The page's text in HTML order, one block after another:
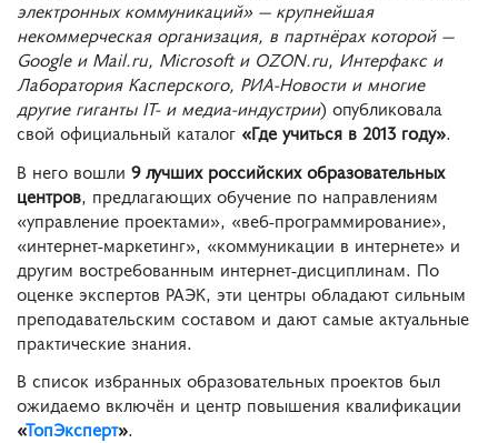
электронных коммуникаций» ― крупнейшая
некоммерческая организация, в партнёрах которой ―
Google и Mail.ru, Microsoft и OZON.ru, Интерфакс и
Лаборатория Касперского, РИА-Новости и многие
другие гиганты IT- и медиа-индустрии) опубликовала
свой официальный каталог «Где учиться в 2013 году».
В него вошли 9 лучших российских образовательных
центров, предлагающих обучение по направлениям
«управление проектами», «веб-программирование»,
«интернет-маркетинг», «коммуникации в интернете» и
другим востребованным интернет-дисциплинам. По
оценке экспертов РАЭК, эти центры обладают сильным
преподавательским составом и дают самые актуальные
практические знания.
В список избранных образовательных проектов был
ожидаемо включён и центр повышения квалификации
«ТопЭксперт».